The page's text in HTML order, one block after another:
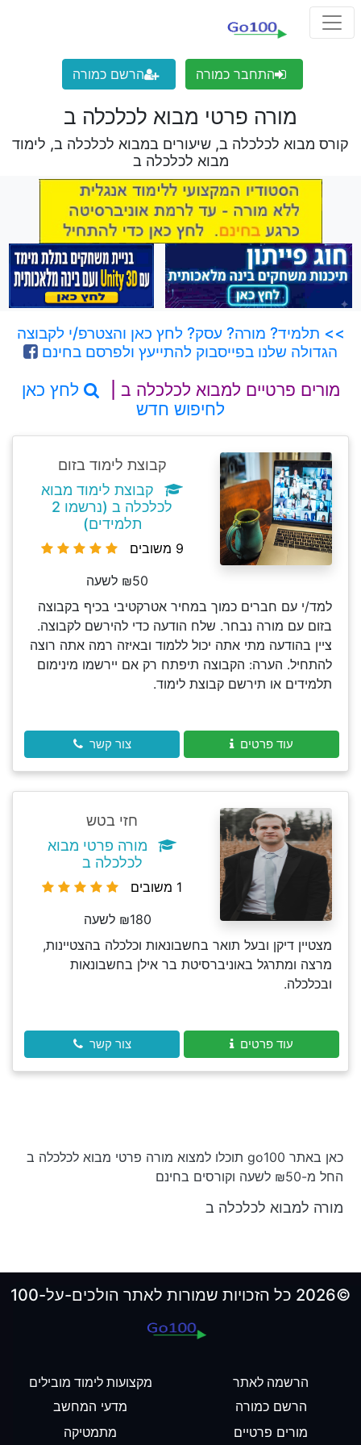
התחבר כמורה הרשם כמורה
מורה פרטי מבוא לכלכלה ב
קורס מבוא לכלכלה ב, שיעורים במבוא לכלכלה ב, לימוד
מבוא לכלכלה ב
>> תלמיד? מורה? עסק? לחץ כאן והצטרפ/י לקבוצה
הגדולה שלנו בפייסבוק להתייעץ ולפרסם בחינם
מורים פרטיים למבוא לכלכלה ב |
לחץ כאן
לחיפוש חדש
קבוצת לימוד בזום
קבוצת לימוד מבוא
לכלכלה ב (נרשמו 2
תלמידים)
9 משובים
₪50 לשעה
למד/י עם חברים כמוך במחיר אטרקטיבי בכיף בקבוצה
בזום עם מורה נבחר. שלח הודעה כדי להירשם לקבוצה.
ציין בהודעה מתי אתה יכול ללמוד ובאיזה רמה אתה רוצה
להתחיל. הערה: הקבוצה תיפתח רק אם יירשמו מינימום
תלמידים או תירשם קבוצת לימוד.
עוד פרטים צור קשר
חזי בטש
מורה פרטי מבוא
לכלכלה ב
1 משובים
₪180 לשעה
מצטיין דיקן ובעל תואר בחשבונאות וכלכלה בהצטיינות,
מרצה ומתרגל באוניברסיטת בר אילן בחשבונאות
ובכלכלה.
עוד פרטים צור קשר
כאן באתר go100 תוכלו למצוא מורה פרטי מבוא לכלכלה ב
החל מ-₪50 לשעה וקורסים בחינם
מורה למבוא לכלכלה ב
©2026 כל הזכויות שמורות לאתר הולכים-על-100
הרשמה לאתר
הרשם כמורה
מורים פרטיים
מקצועות לימוד מובילים
מדעי המחשב
מתמטיקה